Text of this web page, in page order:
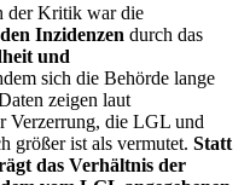
der Kritik war die
Inzidenzen durch das
und
sich die Behörde lange
zeigen laut
Verzerrung, die LGL und
größer ist als vermutet. Statt
das Verhältnis der